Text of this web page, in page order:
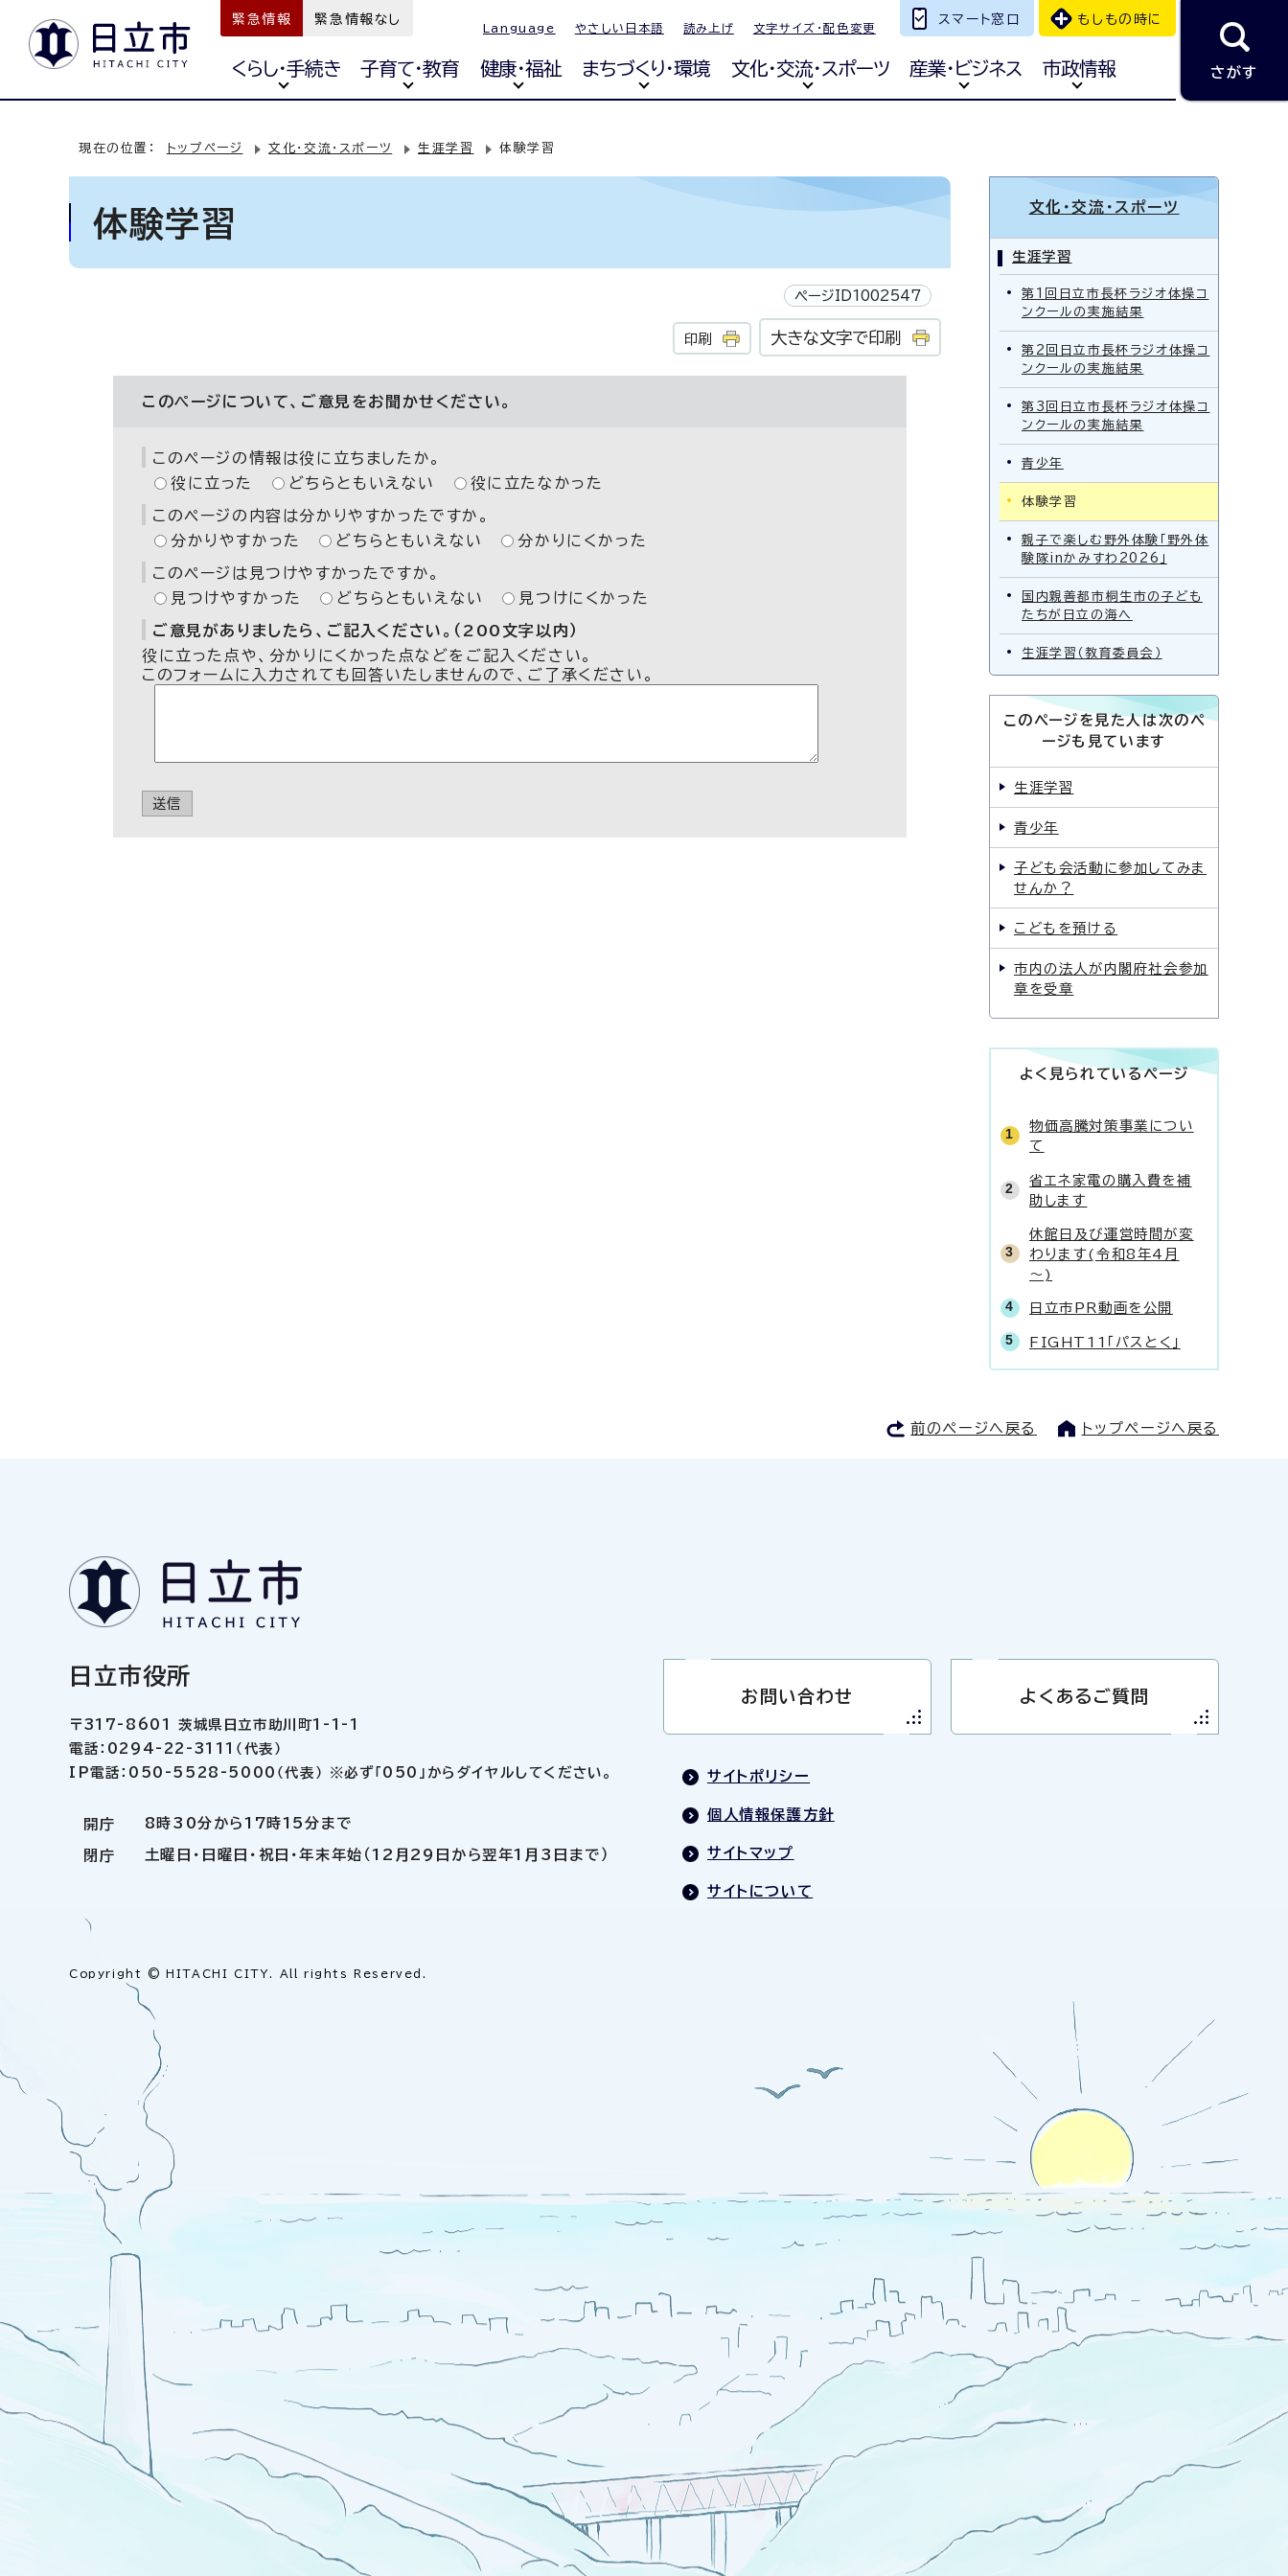
緊急情報 緊急情報なし
Language やさしい日本語 読み上げ 文字サイズ・配色変更
スマート窓口 もしもの時に
くらし・手続き 子育て・教育 健康・福祉 まちづくり・環境 文化・交流・スポーツ 産業・ビジネス 市政情報 さがす
現在の位置： トップページ 文化・交流・スポーツ 生涯学習 体験学習
体験学習
ページID1002547
印刷 大きな文字で印刷
このページについて、ご意見をお聞かせください。
このページの情報は役に立ちましたか。
役に立った
どちらともいえない 役に立たなかった
このページの内容は分かりやすかったですか。
分かりやすかった
どちらともいえない 分かりにくかった
このページは見つけやすかったですか。
見つけやすかった
どちらともいえない 見つけにくかった
ご意見がありましたら、ご記入ください。（200文字以内）
役に立った点や、分かりにくかった点などをご記入ください。
このフォームに入力されても回答いたしませんので、ご了承ください。
送信
文化・交流・スポーツ
生涯学習
第1回日立市長杯ラジオ体操コ
ンクールの実施結果
第2回日立市長杯ラジオ体操コ
ンクールの実施結果
第3回日立市長杯ラジオ体操コ
ンクールの実施結果
青少年
体験学習
親子で楽しむ野外体験「野外体
験隊inかみすわ2026」
国内親善都市桐生市の子ども
たちが日立の海へ
生涯学習（教育委員会）
このページを見た人は次のペ
ージも見ています
生涯学習
青少年
子ども会活動に参加してみま
せんか？
こどもを預ける
市内の法人が内閣府社会参加
章を受章
よく見られているページ
物価高騰対策事業につい
て
省エネ家電の購入費を補
助します
休館日及び運営時間が変
わります(令和8年4月
～)
日立市PR動画を公開
FIGHT11「パスとく」
前のページへ戻る トップページへ戻る
日立市役所
〒317-8601 茨城県日立市助川町1-1-1
電話：0294-22-3111（代表）
IP電話：050-5528-5000（代表） ※必ず「050」からダイヤルしてください。
開庁 8時30分から17時15分まで
閉庁 土曜日・日曜日・祝日・年末年始（12月29日から翌年1月3日まで）
お問い合わせ よくあるご質問
サイトポリシー
個人情報保護方針
サイトマップ
サイトについて
Copyright © HITACHI CITY. All rights Reserved.